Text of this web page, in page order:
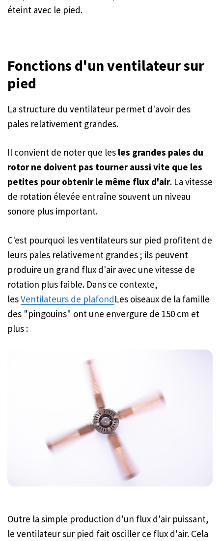
éteint avec le pied.
Fonctions d'un ventilateur sur
pied
La structure du ventilateur permet d'avoir des
pales relativement grandes.
Il convient de noter que les les grandes pales du
rotor ne doivent pas tourner aussi vite que les
petites pour obtenir le même flux d'air. La vitesse
de rotation élevée entraîne souvent un niveau
sonore plus important.
C'est pourquoi les ventilateurs sur pied profitent de
leurs pales relativement grandes ; ils peuvent
produire un grand flux d'air avec une vitesse de
rotation plus faible. Dans ce contexte,
lesVentilateurs de plafondLes oiseaux de la famille
des "pingouins" ont une envergure de 150 cm et
plus :
Outre la simple production d'un flux d'air puissant,
le ventilateur sur pied fait osciller ce flux d'air. Cela